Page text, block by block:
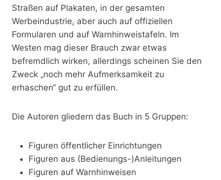
Straßen auf Plakaten, in der gesamten
Werbeindustrie, aber auch auf offiziellen
Formularen und auf Warnhinweistafeln. Im
Westen mag dieser Brauch zwar etwas
befremdlich wirken, allerdings scheinen Sie den
Zweck „noch mehr Aufmerksamkeit zu
erhaschen“ gut zu erfüllen.
Die Autoren gliedern das Buch in 5 Gruppen:
Figuren öffentlicher Einrichtungen
Figuren aus (Bedienungs-)Anleitungen
Figuren auf Warnhinweisen